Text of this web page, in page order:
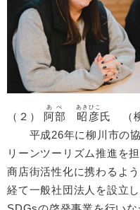
（２） 阿部
あべ
昭彦
あきひこ
氏 （柳
平成26年に柳川市の協
リーンツーリズム推進を
商店街活性化に携わるよ
経て一般社団法人を設立